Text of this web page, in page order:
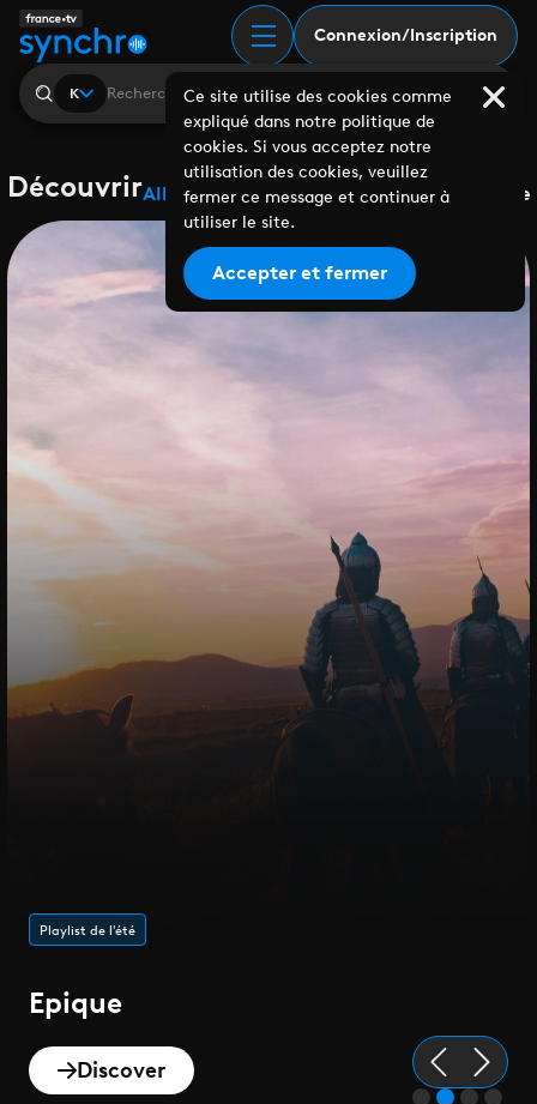
Connexion/Inscription
K
DécouvrirAlbumsPlaylistsCollaborationsLabels Genre
Playlist de l'été
Epique
Discover
Ce site utilise des cookies comme
expliqué dans notre politique de
cookies. Si vous acceptez notre
utilisation des cookies, veuillez
fermer ce message et continuer à
utiliser le site.
Accepter et fermer